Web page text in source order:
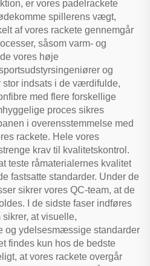
er vores padelrackete
spillerens vægt,
af vores rackete gennemgår
såsom varm- og
vores høje
og
indsats i de værdifulde,
med flere forskellige
proces sikres
i overensstemmelse med
rackete. Hele vores
krav til kvalitetskontrol.
teste råmaterialernes kvalitet
fastsatte standarder. Under de
sikrer vores QC-team, at de
I de sidste faser indføres
at visuelle,
og ydelsesmæssige standarder
findes kun hos de bedste
at vores rackete overgår